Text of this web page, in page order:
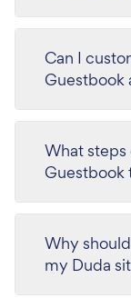
Can I
Guestbook
What
Guestbook
Why
my Duda